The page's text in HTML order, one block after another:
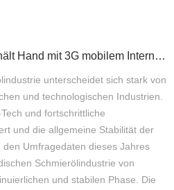
Die Schmierstoffindustrie hält Hand mit 3G mobilem Internet und hat eine glänzende Zukunft
unterscheidet sich stark von
und technologischen Industrien.
und fortschrittliche
und die allgemeine Stabilität der
Umfragedaten dieses Jahres
Schmierölindustrie von
und stabilen Phase. Die